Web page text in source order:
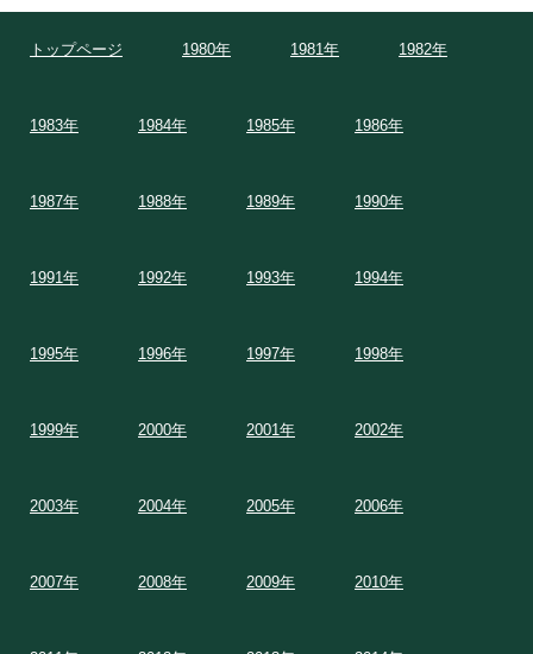
トップページ 1980年 1981年 1982年
1983年 1984年 1985年 1986年
1987年 1988年 1989年 1990年
1991年 1992年 1993年 1994年
1995年 1996年 1997年 1998年
1999年 2000年 2001年 2002年
2003年 2004年 2005年 2006年
2007年 2008年 2009年 2010年